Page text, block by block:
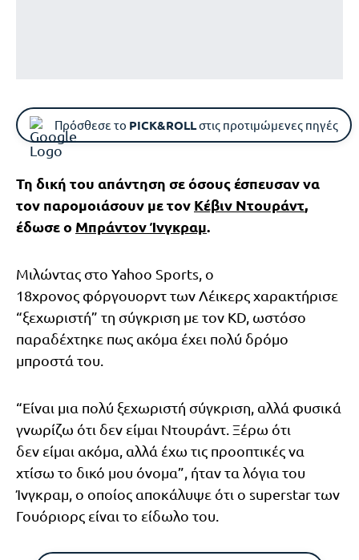
Πρόσθεσε το PICK&ROLLστις προτιμώμενες πηγές
Τη δική του απάντηση σε όσους έσπευσαν να
τον παρομοιάσουν με τον Κέβιν Ντουράντ,
έδωσε ο Μπράντον Ίνγκραμ.
Μιλώντας στο Yahoo Sports, ο
18χρονος φόργουορντ των Λέικερς χαρακτήρισε
“ξεχωριστή” τη σύγκριση με τον KD, ωστόσο
παραδέχτηκε πως ακόμα έχει πολύ δρόμο
μπροστά του.
“Είναι μια πολύ ξεχωριστή σύγκριση, αλλά φυσικά
γνωρίζω ότι δεν είμαι Ντουράντ. Ξέρω ότι
δεν είμαι ακόμα, αλλά έχω τις προοπτικές να
χτίσω το δικό μου όνομα”, ήταν τα λόγια του
Ίνγκραμ, ο οποίος αποκάλυψε ότι ο superstar των
Γουόριορς είναι το είδωλο του.